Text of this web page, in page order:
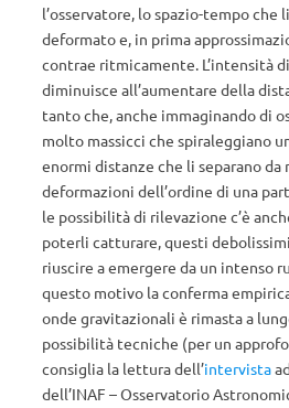
l’osservatore, lo spazio-tempo che
deformato e, in prima
contrae ritmicamente. L’intensità
diminuisce all’aumentare della
tanto che, anche immaginando di
molto massicci che spiraleggiano
enormi distanze che li separano
deformazioni dell’ordine di una
le possibilità di rilevazione c’è
poterli catturare, questi
riuscire a emergere da un intenso
questo motivo la conferma
onde gravitazionali è rimasta a
possibilità tecniche (per un
consiglia la lettura dell’intervista
dell’INAF – Osservatorio